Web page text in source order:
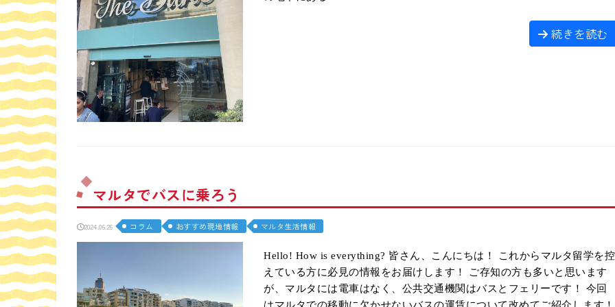
続きを読む
マルタでバスに乗ろう
2024.06.26 コラム おすすめ現地情報 マルタ生活情報
Hello! How is everything? 皆さん、こんにちは！ これからマルタ留学を控
えている方に必見の情報をお届けします！ ご存知の方も多いと思います
が、マルタには電車はなく、公共交通機関はバスとフェリーです！ 今回
はマルタでの移動に欠かせないバスの運賃について改めてご紹介します！